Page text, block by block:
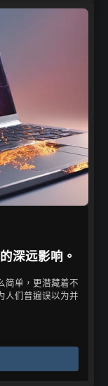
深远影响。​
简单，更潜藏着不
人们普遍误以为并